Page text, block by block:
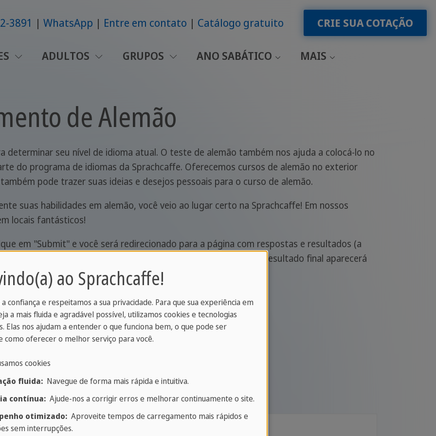
3891 WhatsApp Entre em contato Catálogo gratuito CRIE SUA COTAÇÃO
ADULTOS GRUPOS ANO SABÁTICO MAIS
de Alemão
determinar seu nível de idioma atual. O teste de alemão também nos ajuda a colocá-lo no
do programa de idiomas da Sprachcaffe. Oferecemos cursos de alemão no exterior
pode trazer suas ideias e desejos pessoais para o curso de alemão.
suas habilidades em alemão, você veio ao lugar certo na Sprachcaffe! Em nossos
locais fantásticos!
em "Submit" e você será redirecionado para a página com respostas e resultados (a
outro o seu resultado sendo 1 ou 0 para cada questão), O seu resultado final aparecerá
de seu nível de idioma aproximado.
Seu teste de Alemão online
o teste de nivelamento de alemão
de alemão da Sprachcaffe?
ao Sprachcaffe!
confiança e respeitamos a sua privacidade. Para que sua experiência em
a mais fluida e agradável possível, utilizamos cookies e tecnologias
Elas nos ajudam a entender o que funciona bem, o que pode ser
como oferecer o melhor serviço para você.
cookies
fluida:Navegue de forma mais rápida e intuitiva.
contínua:Ajude-nos a corrigir erros e melhorar continuamente o site.
otimizado:Aproveite tempos de carregamento mais rápidos e
sem interrupções.